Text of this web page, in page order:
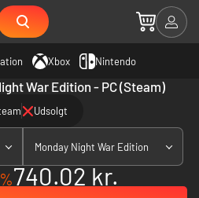
Xbox Nintendo
War Edition - PC (Steam)
Udsolgt
Monday Night War Edition
740.02 kr.